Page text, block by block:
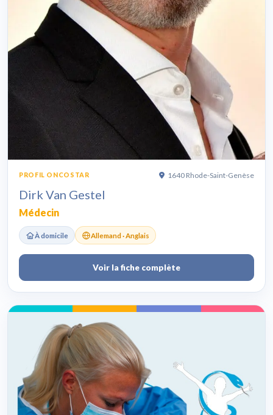
PROFIL ONCOSTAR 1640 Rhode-Saint-Genèse
Dirk Van Gestel
Médecin
À domicile Allemand · Anglais
Voir la fiche complète